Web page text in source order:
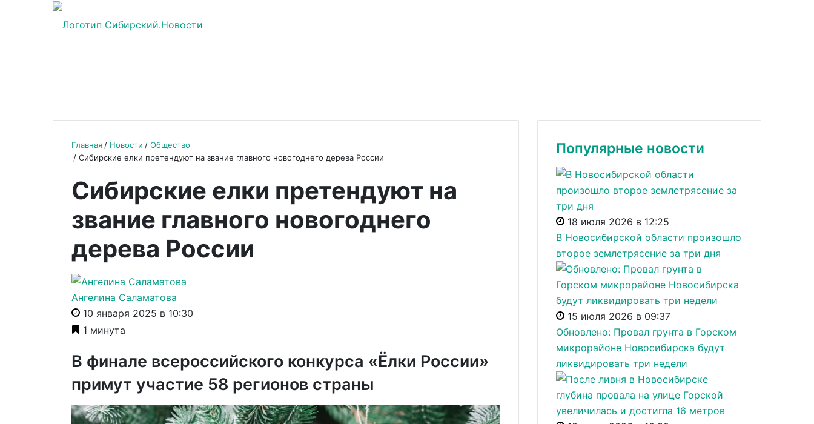
Главная Новости
Общество
Сибирские елки претендуют на звание главного новогоднего дерева России
Сибирские елки претендуют на
звание главного новогоднего
дерева России
Ангелина Саламатова
10 января 2025 в 10:30
1 минута
В финале всероссийского конкурса «Ёлки России»
примут участие 58 регионов страны
Популярные новости
18 июля 2026 в 12:25
В Новосибирской области произошло
второе землетрясение за три дня
15 июля 2026 в 09:37
Обновлено: Провал грунта в Горском
микрорайоне Новосибирска будут
ликвидировать три недели